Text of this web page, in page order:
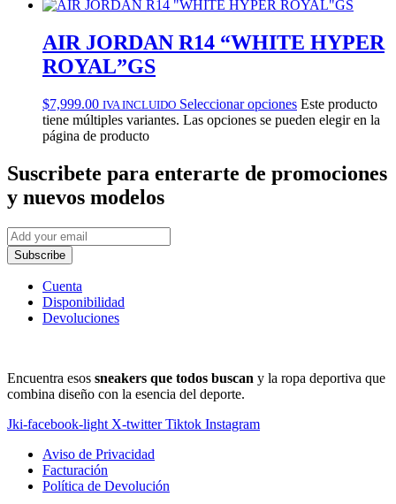
AIR JORDAN R14 “WHITE HYPER
ROYAL”GS
$7,999.00 IVA INCLUIDO Seleccionar opciones Este producto
tiene múltiples variantes. Las opciones se pueden elegir en la
página de producto
Suscribete para enterarte de promociones
y nuevos modelos
Subscribe
Cuenta
Disponibilidad
Devoluciones
Encuentra esos sneakers que todos buscan y la ropa deportiva que
combina diseño con la esencia del deporte.
Jki-facebook-light X-twitter Tiktok Instagram
Aviso de Privacidad
Facturación
Política de Devolución